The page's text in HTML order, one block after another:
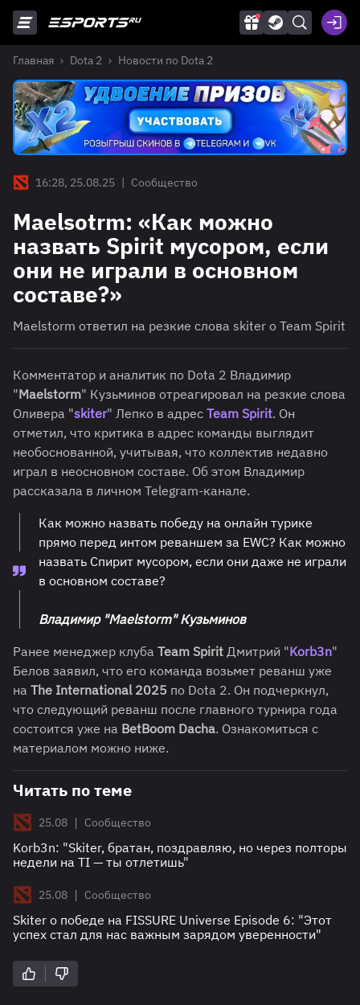
Главная Dota 2 Новости по Dota 2
16:28, 25.08.25 | Сообщество
Maelsotrm: «Как можно
назвать Spirit мусором, если
они не играли в основном
составе?»
Maelstorm ответил на резкие слова skiter о Team Spirit
Комментатор и аналитик по Dota 2 Владимир
"Maelstorm" Кузьминов отреагировал на резкие слова
Оливера "skiter" Лепко в адрес Team Spirit. Он
отметил, что критика в адрес команды выглядит
необоснованной, учитывая, что коллектив недавно
играл в неосновном составе. Об этом Владимир
рассказала в личном Telegram-канале.
Как можно назвать победу на онлайн турике
прямо перед интом реваншем за EWC? Как можно
назвать Спирит мусором, если они даже не играли
в основном составе?
Владимир "Maelstorm" Кузьминов
Ранее менеджер клуба Team Spirit Дмитрий "Korb3n"
Белов заявил, что его команда возьмет реванш уже
на The International 2025 по Dota 2. Он подчеркнул,
что следующий реванш после главного турнира года
состоится уже на BetBoom Dacha. Ознакомиться с
материалом можно ниже.
Читать по теме
25.08 | Сообщество
Korb3n: "Skiter, братан, поздравляю, но через полторы
недели на TI — ты отлетишь"
25.08 | Сообщество
Skiter о победе на FISSURE Universe Episode 6: "Этот
успех стал для нас важным зарядом уверенности"